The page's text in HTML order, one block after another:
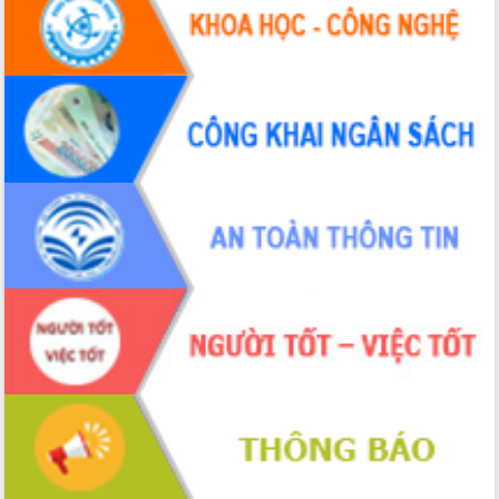
UBND tỉnh họp báo định kỳ tháng 4
năm 2026
Hội thảo khoa học “Giải pháp thúc đẩy
phát triển nền kinh tế xanh tại tỉnh
Đắk Lắk”
Tăng cường giám sát, đôn đốc thực
hiện nhiệm vụ quản lý tài sản công
hàng tuần
Tháo gỡ những vướng mắc, đẩy mạnh
công tác cải cách thủ tục hành chính
tại Trung tâm Phục vụ hành chính
công tỉnh
Đắk Lắk: Tôn vinh 46 giải pháp tại Hội
thi Sáng tạo Kỹ thuật 2024 - 2025
Đắk Lắk rà soát, điều chỉnh Đề án 190
về phát triển nuôi trồng thủy sản
Phó Chủ tịch UBND tỉnh Đắk Lắk
Trương Công Thái kiểm tra thực địa
Dự án cao tốc Khánh Hòa - Buôn Ma
Thuột